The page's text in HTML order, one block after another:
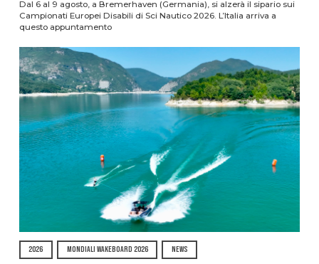
Dal 6 al 9 agosto, a Bremerhaven (Germania), si alzerà il sipario sui
Campionati Europei Disabili di Sci Nautico 2026. L’Italia arriva a
questo appuntamento
2026 MONDIALI WAKEBOARD 2026 NEWS